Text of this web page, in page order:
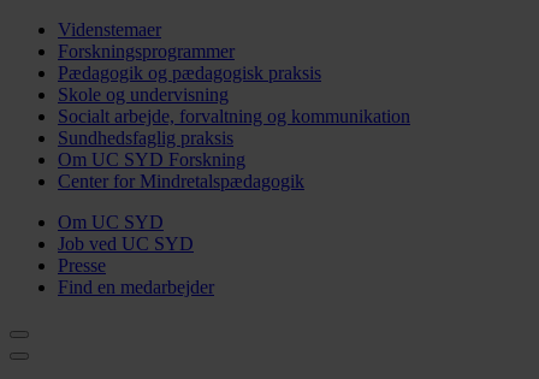
Videnstemaer
Forskningsprogrammer
Pædagogik og pædagogisk praksis
Skole og undervisning
Socialt arbejde, forvaltning og kommunikation
Sundhedsfaglig praksis
Om UC SYD Forskning
Center for Mindretalspædagogik
Om UC SYD
Job ved UC SYD
Presse
Find en medarbejder